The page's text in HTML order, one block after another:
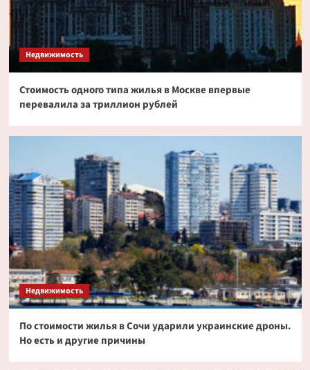
Недвижимость
Стоимость одного типа жилья в Москве впервые
перевалила за триллион рублей
Недвижимость
По стоимости жилья в Сочи ударили украинские дроны.
Но есть и другие причины